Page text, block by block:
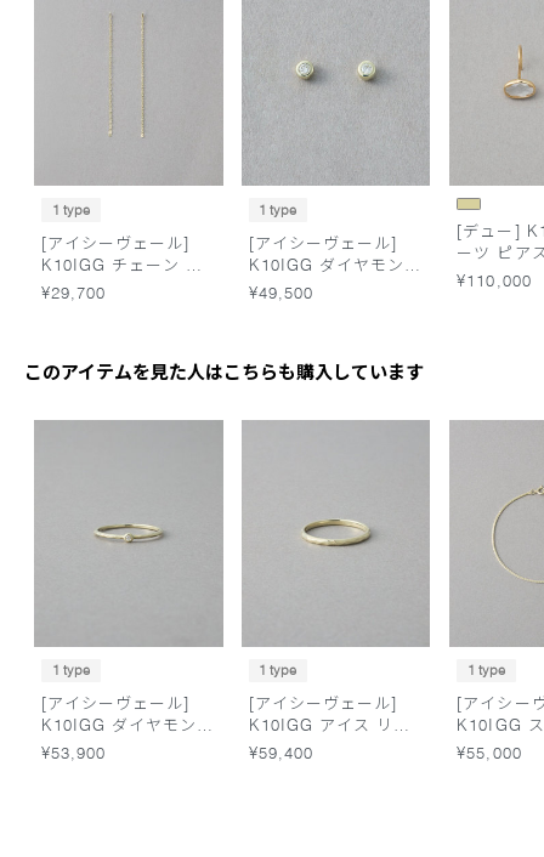
1 type
[アイシーヴェール]
K10IGG チェーン ピ
アス
¥29,700
1 type
[アイシーヴェール]
K10IGG ダイヤモンド
アイス ピアス
¥49,500
[デュー]
ーツ ピア
¥110,000
このアイテムを見た人はこちらも購入しています
1 type
[アイシーヴェール]
K10IGG ダイヤモンド
アイス リング
¥53,900
1 type
[アイシーヴェール]
K10IGG アイス リン
グ
¥59,400
1 type
[アイシー
K10IGG
ーン ブレ
¥55,000